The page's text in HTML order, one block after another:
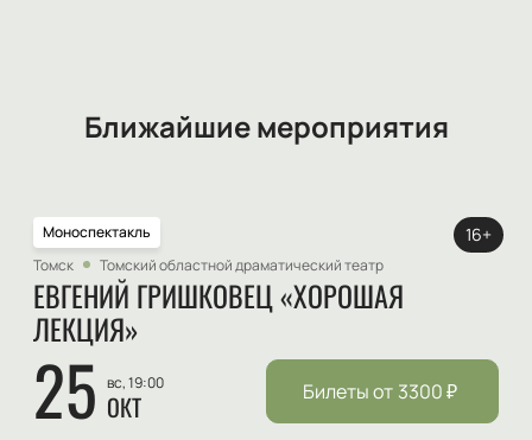
Ближайшие мероприятия
Моноспектакль
Томск
Томский областной драматический театр
ЕВГЕНИЙ ГРИШКОВЕЦ «ХОРОШАЯ
ЛЕКЦИЯ»
25 вс, 19:00
ОКТ
16+
Билеты от 3300₽